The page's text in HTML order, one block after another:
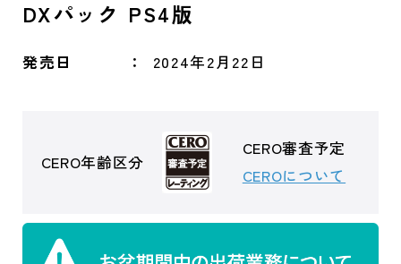
DXパック PS4版
発売日 2024年2月22日
CERO年齢区分
CERO審査予定
CEROについて